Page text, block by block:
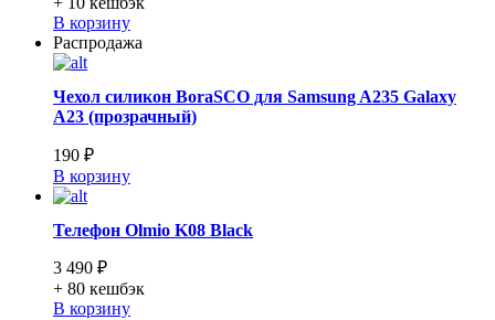
В корзину
Распродажа
Чехол силикон BoraSCO для Samsung A235 Galaxy
A23 (прозрачный)
190 ₽
В корзину
Телефон Olmio K08 Black
3 490 ₽
+ 80 кешбэк
В корзину